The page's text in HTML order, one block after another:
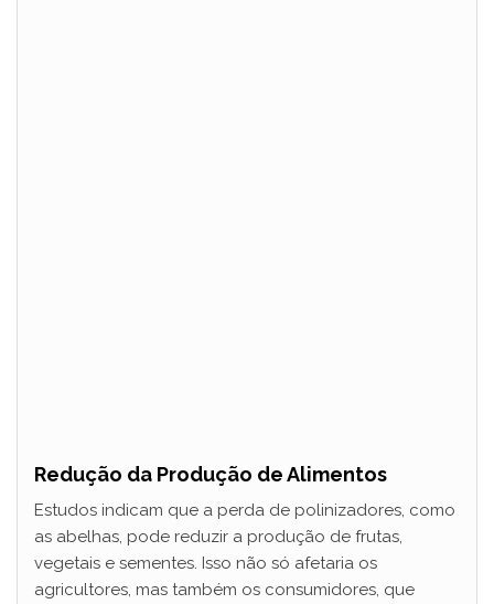
Redução da Produção de Alimentos
Estudos indicam que a perda de polinizadores, como
as abelhas, pode reduzir a produção de frutas,
vegetais e sementes. Isso não só afetaria os
agricultores, mas também os consumidores, que